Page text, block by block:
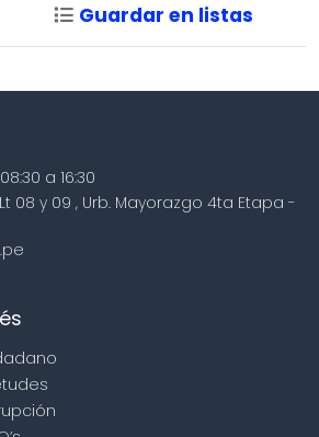
Guardar en listas
a 16:30
08 y 09 , Urb. Mayorazgo 4ta Etapa -